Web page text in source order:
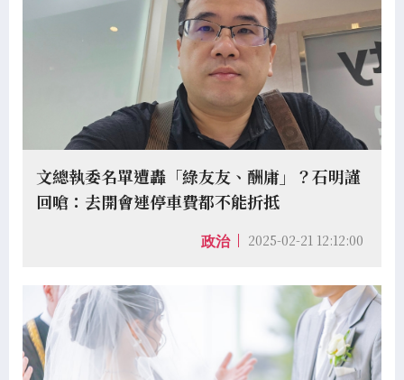
文總執委名單遭轟「綠友友、酬庸」？石明謹
回嗆：去開會連停車費都不能折抵
政治 2025-02-21 12:12:00